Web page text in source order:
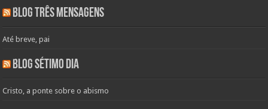
Blog Três Mensagens
Até breve, pai
Blog Sétimo Dia
Cristo, a ponte sobre o abismo